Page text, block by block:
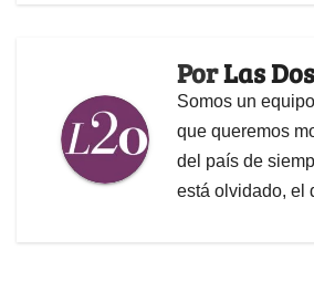
PorLas
Somos un
que queremos
del país de
está olvidado, el